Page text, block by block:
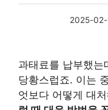
2025-02-
과태료를 납부했
당황스럽죠. 이는
엇보다 어떻게 대